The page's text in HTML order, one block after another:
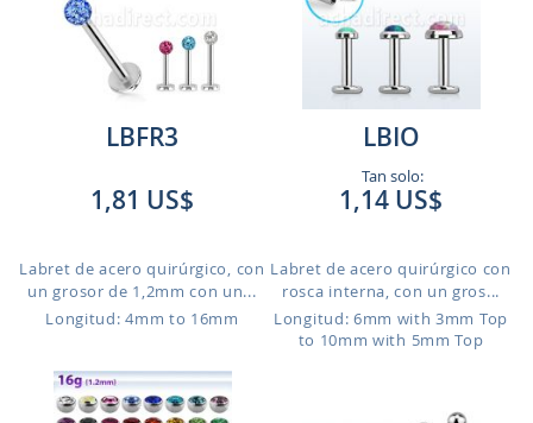
LBFR3
1,81 US$
Labret de acero quirúrgico, con
un grosor de 1,2mm con un...
Longitud: 4mm to 16mm
LBIO
Tan solo:
1,14 US$
Labret de acero quirúrgico con
rosca interna, con un gros...
Longitud: 6mm with 3mm Top
to 10mm with 5mm Top